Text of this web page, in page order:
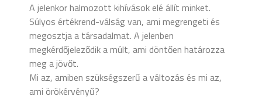
A jelenkor halmozott kihívások elé állít minket.
Súlyos értékrend-válság van, ami megrengeti és
megosztja a társadalmat. A jelenben
megkérdőjeleződik a múlt, ami döntően határozza
meg a jövőt.
Mi az, amiben szükségszerű a változás és mi az,
ami örökérvényű?